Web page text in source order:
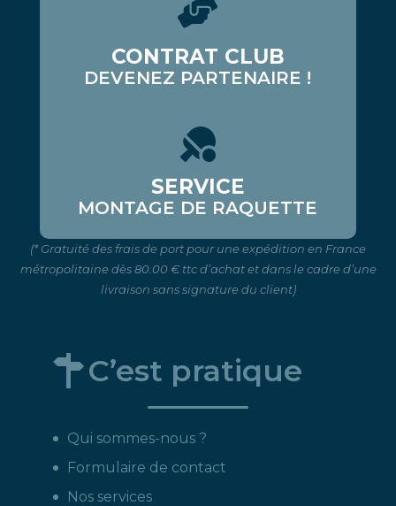
CONTRAT CLUB
DEVENEZ PARTENAIRE !
SERVICE
MONTAGE DE RAQUETTE
(* Gratuité des frais de port pour une expédition en France
métropolitaine dès 80.00 € ttc d’achat et dans le cadre d’une
livraison sans signature du client)
C’est pratique
Qui sommes-nous ?
Formulaire de contact
Nos services